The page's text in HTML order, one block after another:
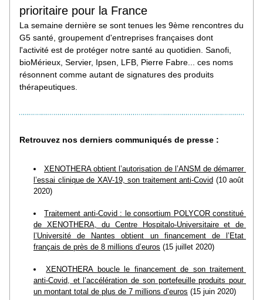
prioritaire pour la France
La semaine dernière se sont tenues les 9ème rencontres du
G5 santé, groupement d'entreprises françaises dont
l'activité est de protéger notre santé au quotidien. Sanofi,
bioMérieux, Servier, Ipsen, LFB, Pierre Fabre... ces noms
résonnent comme autant de signatures des produits
thérapeutiques.
Retrouvez nos derniers communiqués de presse :
XENOTHERA obtient l’autorisation de l’ANSM de démarrer
l’essai clinique de XAV-19, son traitement anti-Covid (10 août
2020)
Traitement anti-Covid : le consortium POLYCOR constitué
de XENOTHERA, du Centre Hospitalo-Universitaire et de
l’Université de Nantes obtient un financement de l’Etat
français de près de 8 millions d’euros (15 juillet 2020)
XENOTHERA boucle le financement de son traitement
anti-Covid, et l’accélération de son portefeuille produits pour
un montant total de plus de 7 millions d’euros (15 juin 2020)